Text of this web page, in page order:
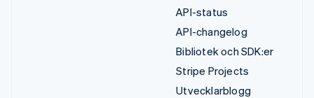
API-status
API-changelog
Bibliotek och SDK:er
Stripe Projects
Utvecklarblogg